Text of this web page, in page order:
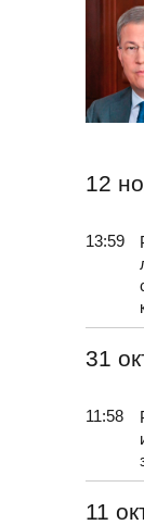
12
13:59
31
11:58
11